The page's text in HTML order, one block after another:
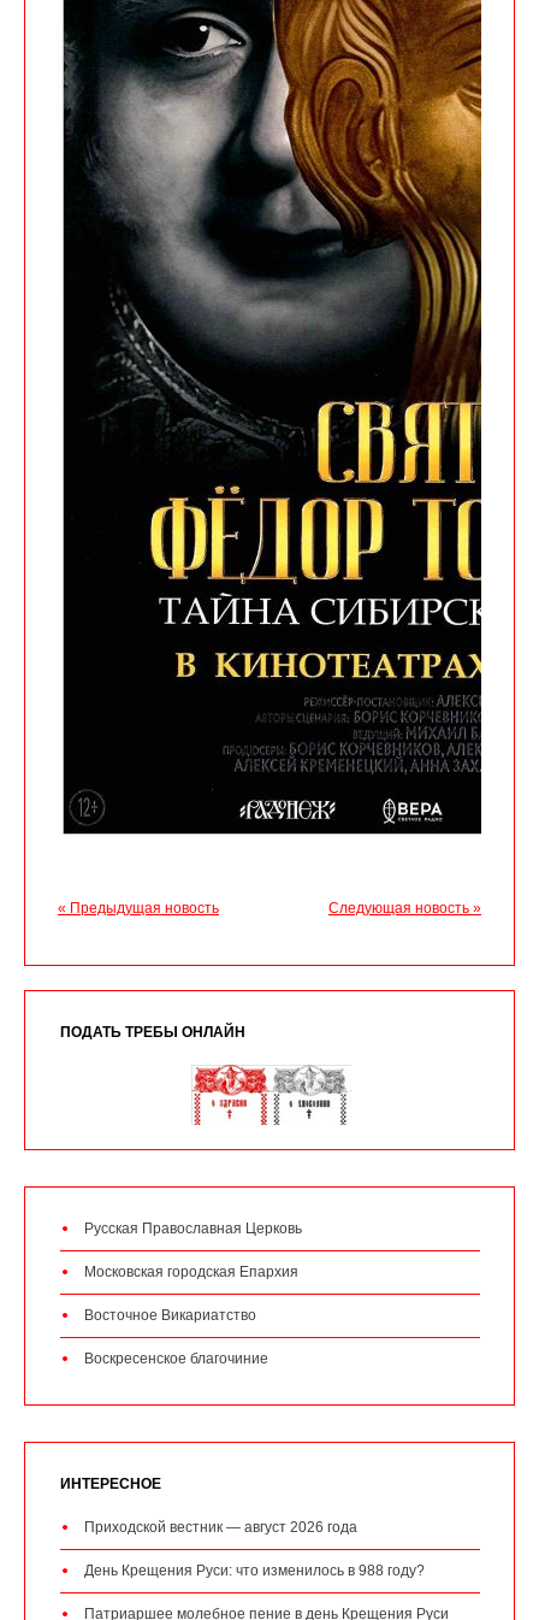
« Предыдущая новость Следующая новость »
ПОДАТЬ ТРЕБЫ ОНЛАЙН
Русская Православная Церковь
Московская городская Епархия
Восточное Викариатство
Воскресенское благочиние
ИНТЕРЕСНОЕ
Приходской вестник — август 2026 года
День Крещения Руси: что изменилось в 988 году?
Патриаршее молебное пение в день Крещения Руси